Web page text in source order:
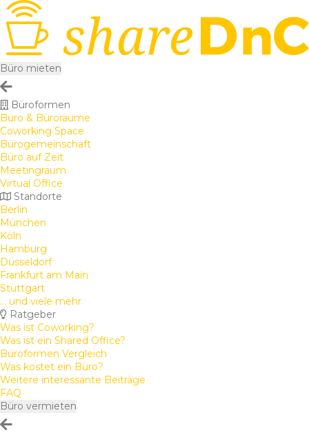
Büro mieten
Büroformen
Büro & Büroräume
Coworking Space
Bürogemeinschaft
Büro auf Zeit
Meetingraum
Virtual Office
Standorte
Berlin
München
Köln
Hamburg
Düsseldorf
Frankfurt am Main
Stuttgart
... und viele mehr
Ratgeber
Was ist Coworking?
Was ist ein Shared Office?
Büroformen Vergleich
Was kostet ein Büro?
Weitere interessante Beiträge
FAQ
Büro vermieten